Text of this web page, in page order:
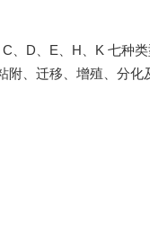
D、E、H、K 七种类
附、迁移、增殖、分化